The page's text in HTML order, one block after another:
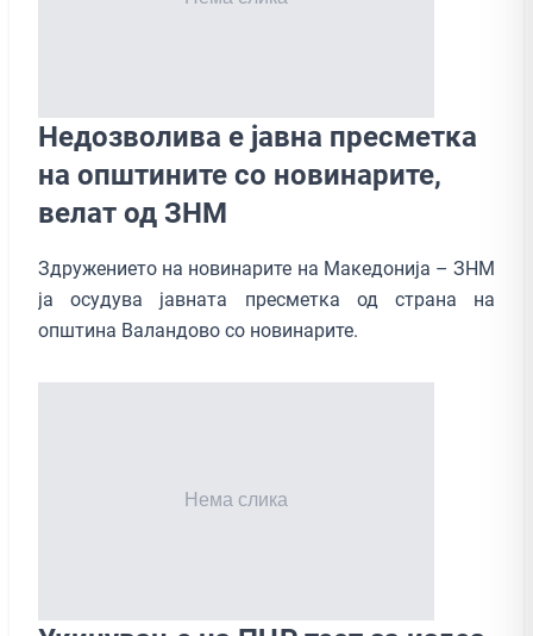
Недозволива е јавна пресметка
на општините со новинарите,
велат од ЗНМ
Здружението на новинарите на Македонија – ЗНМ
ја осудува јавната пресметка од страна на
општина Валандово со новинарите.